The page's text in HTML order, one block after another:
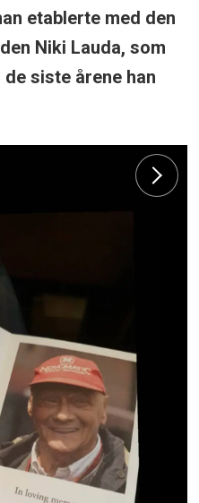
etablerte med den
Niki Lauda, som
siste årene han